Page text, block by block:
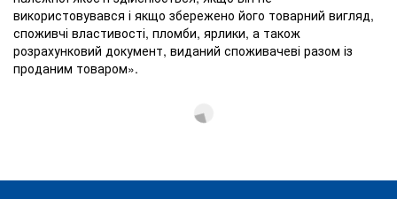
використовувався і якщо збережено його товарний вигляд,
споживчі властивості, пломби, ярлики, а також
розрахунковий документ, виданий споживачеві разом із
проданим товаром».